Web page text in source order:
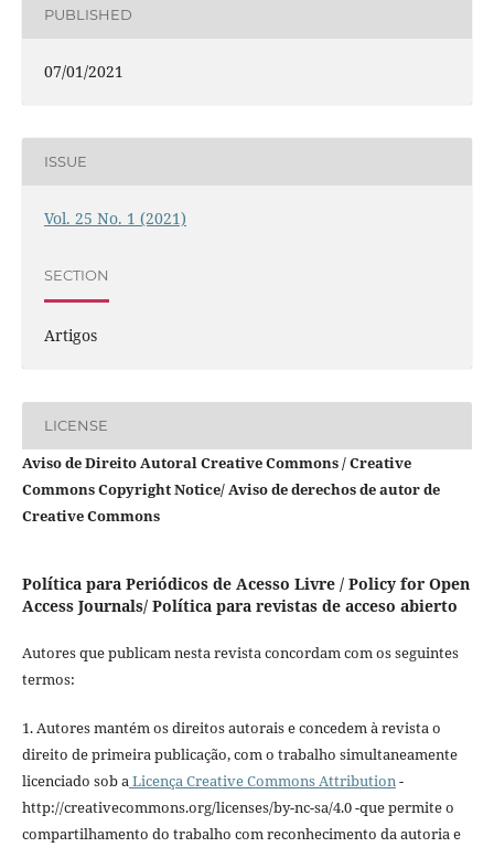
PUBLISHED
07/01/2021
ISSUE
Vol. 25 No. 1 (2021)
SECTION
Artigos
LICENSE
Aviso de Direito Autoral Creative Commons / Creative
Commons Copyright Notice/ Aviso de derechos de autor de
Creative Commons
Política para Periódicos de Acesso Livre / Policy for Open
Access Journals/ Política para revistas de acceso abierto
Autores que publicam nesta revista concordam com os seguintes
termos:
1. Autores mantém os direitos autorais e concedem à revista o
direito de primeira publicação, com o trabalho simultaneamente
licenciado sob aLicença Creative Commons Attribution-
http://creativecommons.org/licenses/by-nc-sa/4.0 -que permite o
compartilhamento do trabalho com reconhecimento da autoria e